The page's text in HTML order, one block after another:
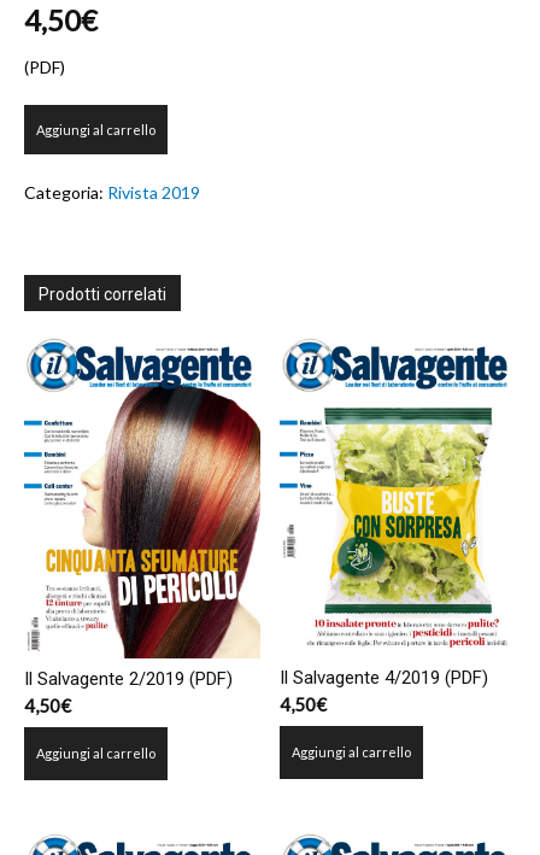
4,50€
(PDF)
Salvagente
(PDF)
Aggiungi al carrello
Categoria: Rivista 2019
Prodotti correlati
Il Salvagente 2/2019 (PDF)
4,50€
Aggiungi al carrello
Il Salvagente 4/2019 (PDF)
4,50€
Aggiungi al carrello